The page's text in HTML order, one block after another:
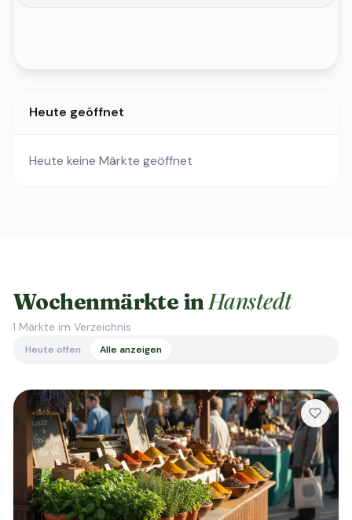
Heute geöffnet
Heute keine Märkte geöffnet
Wochenmärkte inHanstedt
1 Märkte im Verzeichnis
Heute offen Alle anzeigen